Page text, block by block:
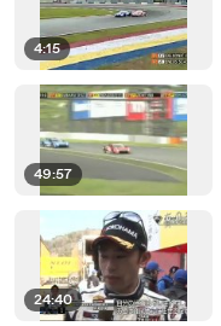
4:15
49:57
24:40